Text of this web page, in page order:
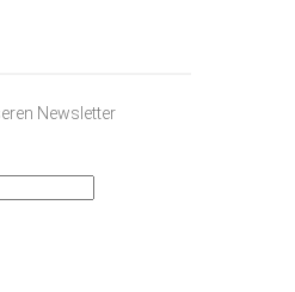
Newsletter